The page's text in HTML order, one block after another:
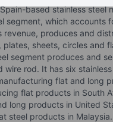
based stainless steel
segment, which accounts
revenue, produces and
plates, sheets, circles and
segment produces and
wire rod. It has six
flat and long
flat products in South
long products in United
steel products in